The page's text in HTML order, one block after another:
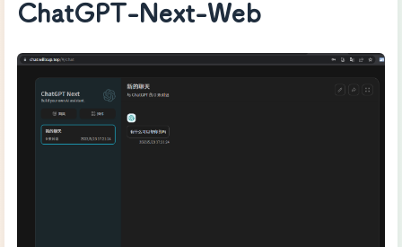
ChatGPT-Next-Web